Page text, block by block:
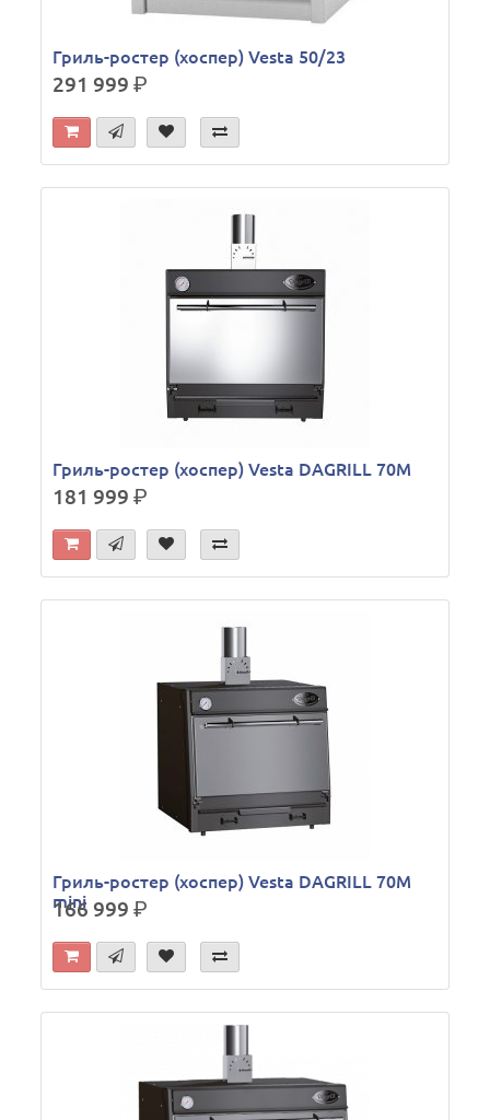
Гриль-ростер (хоспер) Vesta 50/23
291 999р.
Гриль-ростер (хоспер) Vesta DAGRILL 70M
181 999р.
Гриль-ростер (хоспер) Vesta DAGRILL 70M
mini
166 999р.